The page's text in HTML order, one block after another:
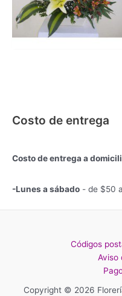
Costo de entrega
Costo de entrega a
-Lunes a sábado - de $50
Códigos
Aviso
Copyright © 2026